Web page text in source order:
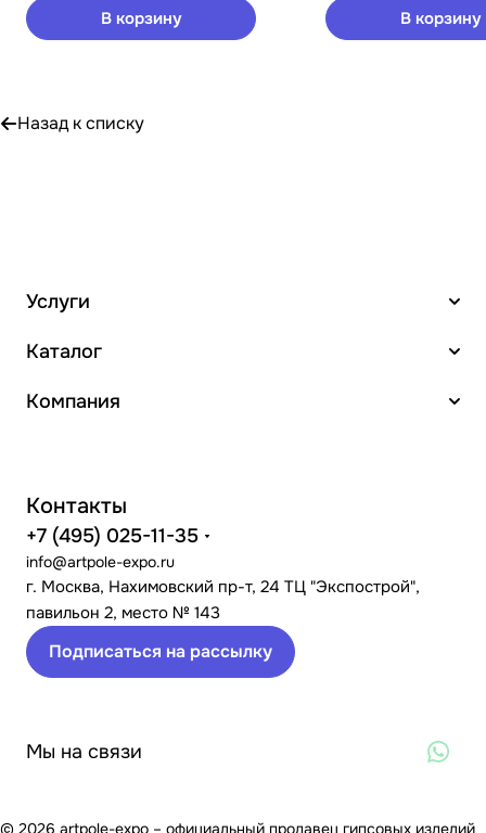
В корзину В корзину
Назад к списку
Услуги
Каталог
Компания
Контакты
+7 (495) 025-11-35
info@artpole-expo.ru
г. Москва, Нахимовский пр-т, 24 ТЦ "Экспострой",
павильон 2, место № 143
Подписаться на рассылку
Мы на связи
© 2026 artpole-expo – официальный продавец гипсовых изделий